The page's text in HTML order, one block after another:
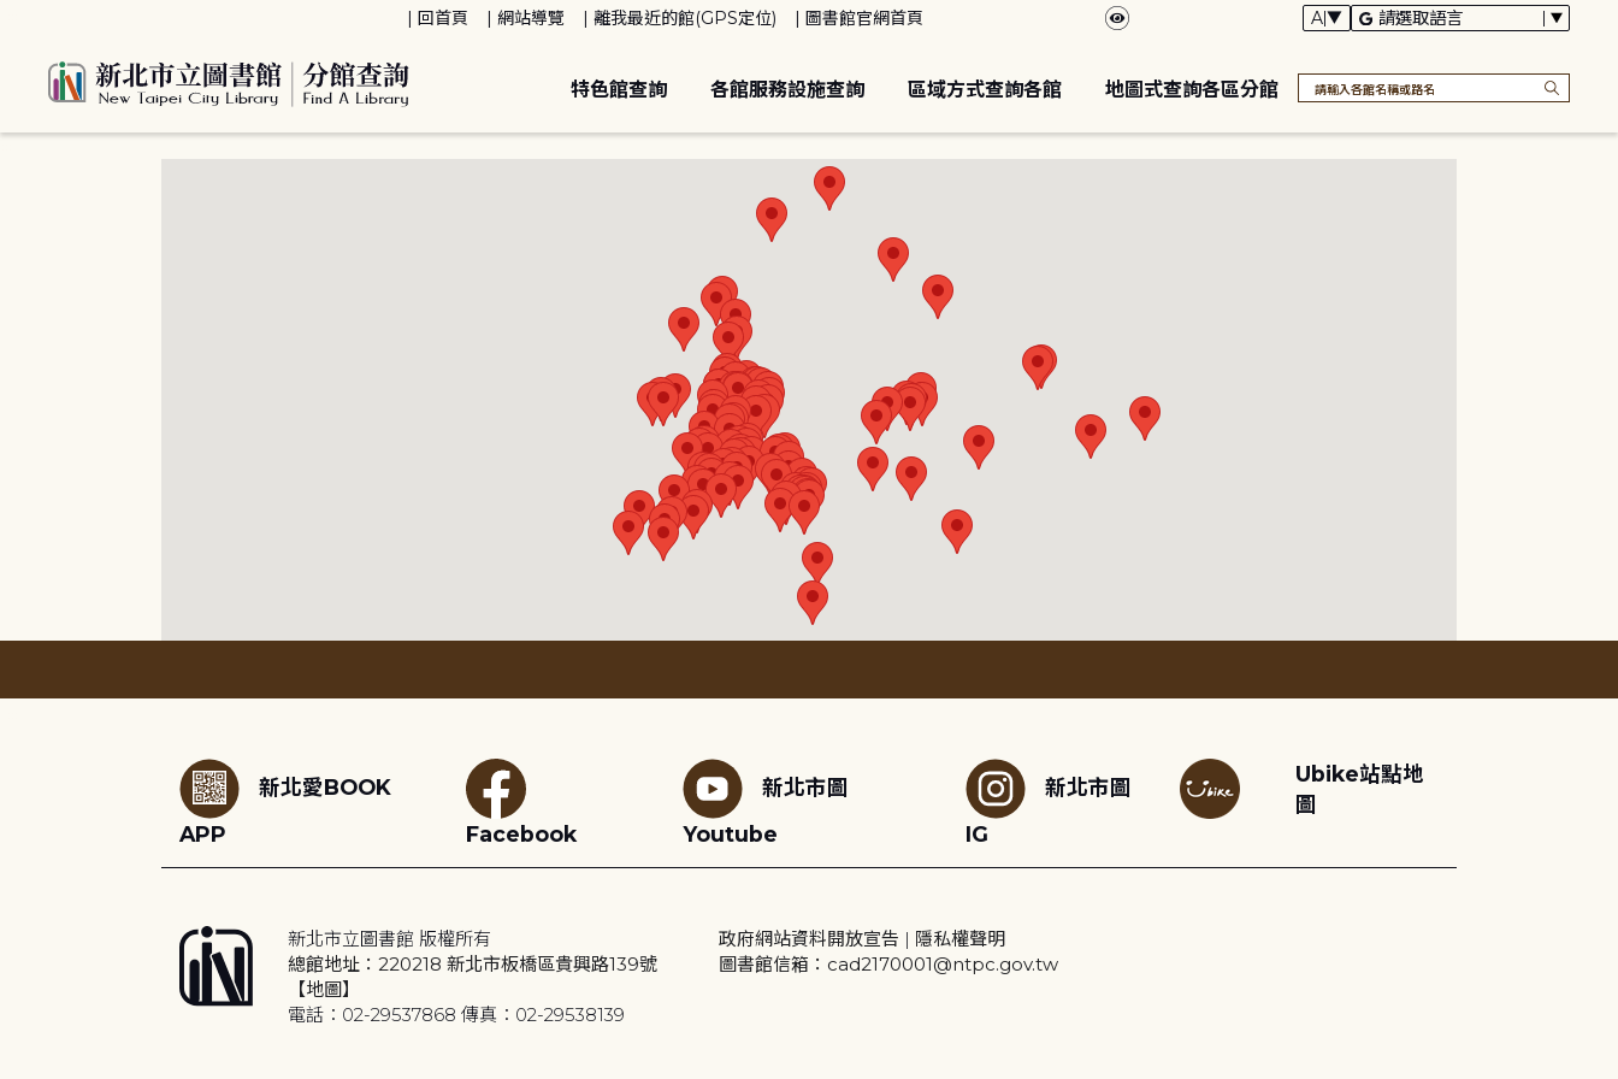
回首頁 網站導覽 離我最近的館(GPS定位) 圖書館官網首頁
特色館查詢 各館服務設施查詢 區域方式查詢各館 地圖式查詢各區分館
新北愛BOOK
APP
Facebook
新北市圖
Youtube
新北市圖
IG
Ubike站點地
圖
新北市立圖書館 版權所有
總館地址：220218 新北市板橋區貴興路139號
【地圖】
電話：02-29537868 傳真：02-29538139
政府網站資料開放宣告 | 隱私權聲明
圖書館信箱：cad2170001@ntpc.gov.tw